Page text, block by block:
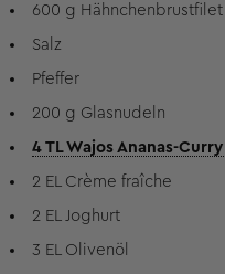
600 g Hähnchenbrustfilet
Salz
Pfeffer
200 g Glasnudeln
4 TL Wajos Ananas-
2 EL Crème fraîche
2 EL Joghurt
3 EL Olivenöl